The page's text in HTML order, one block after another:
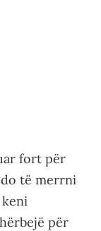
fort për
të merrni
për